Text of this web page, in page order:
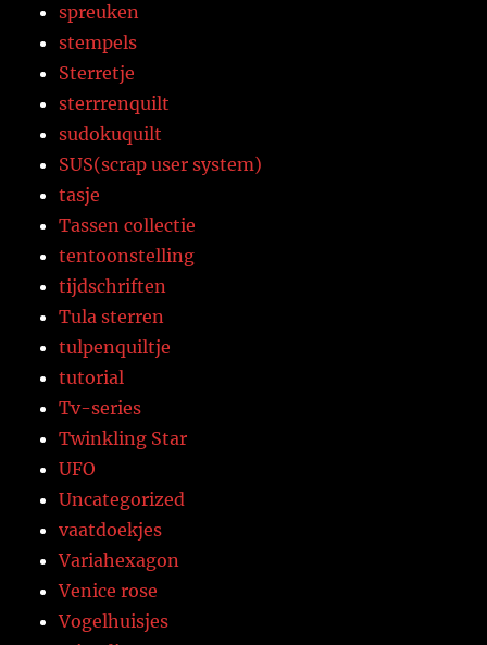
spreuken
stempels
Sterretje
sterrrenquilt
sudokuquilt
SUS(scrap user system)
tasje
Tassen collectie
tentoonstelling
tijdschriften
Tula sterren
tulpenquiltje
tutorial
Tv-series
Twinkling Star
UFO
Uncategorized
vaatdoekjes
Variahexagon
Venice rose
Vogelhuisjes